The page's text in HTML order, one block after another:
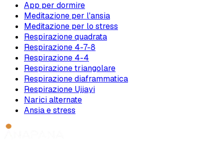
App per dormire
Meditazione per l'ansia
Meditazione per lo stress
Respirazione quadrata
Respirazione 4-7-8
Respirazione 4-4
Respirazione triangolare
Respirazione diaframmatica
Respirazione Ujjayi
Narici alternate
Ansia e stress